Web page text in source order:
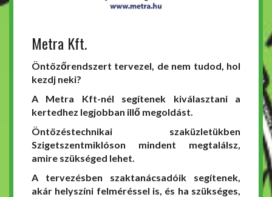
Metra Kft.
Öntözőrendszert tervezel, de nem tudod, hol
kezdj neki?
A Metra Kft-nél segítenek kiválasztani a
kertedhez legjobban illő megoldást.
Öntözéstechnikai szaküzletükben
Szigetszentmiklóson mindent megtalálsz,
amire szükséged lehet.
A tervezésben szaktanácsadóik segítenek,
akár helyszíni felméréssel is, és ha szükséges,